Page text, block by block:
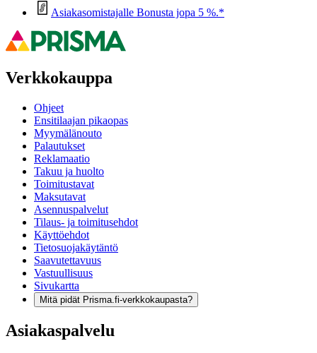
Asiakasomistajalle Bonusta jopa 5 %.*
Verkkokauppa
Ohjeet
Ensitilaajan pikaopas
Myymälänouto
Palautukset
Reklamaatio
Takuu ja huolto
Toimitustavat
Maksutavat
Asennuspalvelut
Tilaus- ja toimitusehdot
Käyttöehdot
Tietosuojakäytäntö
Saavutettavuus
Vastuullisuus
Sivukartta
Mitä pidät Prisma.fi-verkkokaupasta?
Asiakaspalvelu